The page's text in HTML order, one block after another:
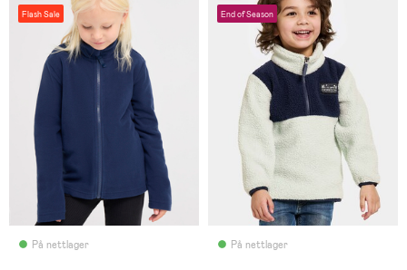
Flash Sale
På nettlager
End of Season
På nettlager